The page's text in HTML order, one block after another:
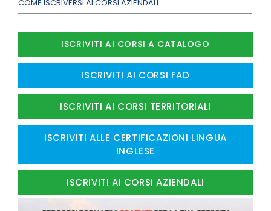
COME ISCRIVERSI AI CORSI AZIENDALI
ISCRIVITI AI CORSI A CATALOGO
ISCRIVITI AI CORSI FAD
ISCRIVITI AI CORSI TERRITORIALI
ISCRIVITI ALLE CERTIFICAZIONI LINGUA
INGLESE
ISCRIVITI AI CORSI AZIENDALI